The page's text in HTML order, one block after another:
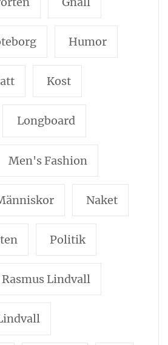
Humor
Kost
Longboard
Men's Fashion
Naket
Politik
Rasmus Lindvall